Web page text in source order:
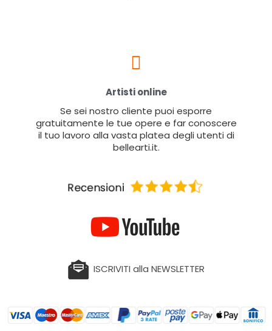
Artisti online
Se sei nostro cliente puoi esporre
gratuitamente le tue opere e far conoscere
il tuo lavoro alla vasta platea degli utenti di
bellearti.it.
ISCRIVITI alla NEWSLETTER